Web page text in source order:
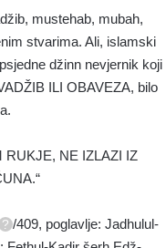
mustehab, mubah,
stvarima. Ali, islamski
džinn nevjernik koji
ILI OBAVEZA, bilo
RUKJE, NE IZLAZI IZ
/409, poglavlje: Jadhulul-